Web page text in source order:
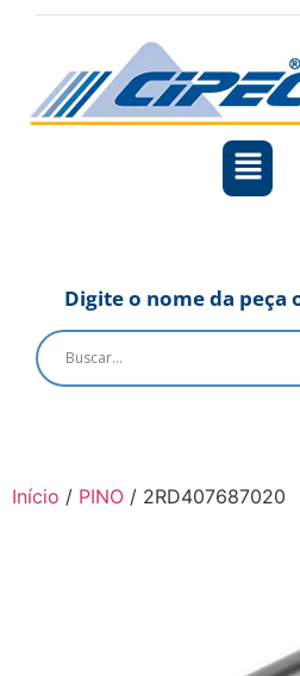
Digite o nome da peça
Início / PINO / 2RD407687020